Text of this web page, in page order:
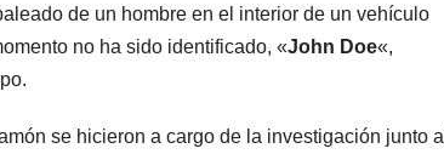
de un hombre en el interior de un vehículo
no ha sido identificado, «John Doe«,
se hicieron a cargo de la investigación junto al